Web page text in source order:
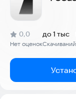
Рейтинг:
0,0
(
Нет оценок
)
Скачиваний
до 1 тыс